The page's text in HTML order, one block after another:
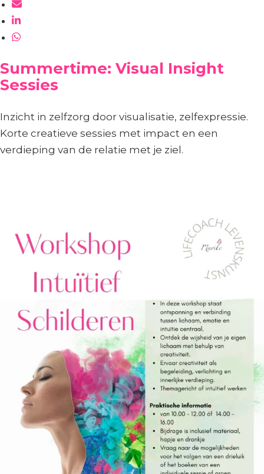
Summertime: Visual Insight
Sessies
Inzicht in zelfzorg door visualisatie, zelfexpressie.
Korte creatieve sessies met impact en een
verdieping van de relatie met je ziel.